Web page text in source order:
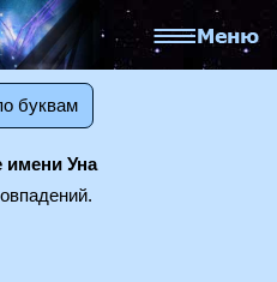
буквам
имени Уна